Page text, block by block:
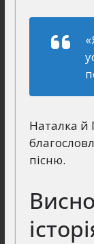
Наталка й
пісню.